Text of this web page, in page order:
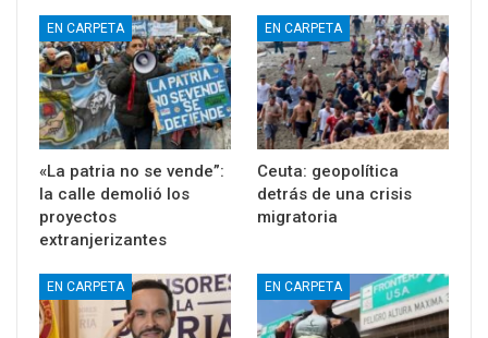
EN CARPETA
«La patria no se vende”:
la calle demolió los
proyectos
extranjerizantes
EN CARPETA
Ceuta: geopolítica
detrás de una crisis
migratoria
EN CARPETA EN CARPETA